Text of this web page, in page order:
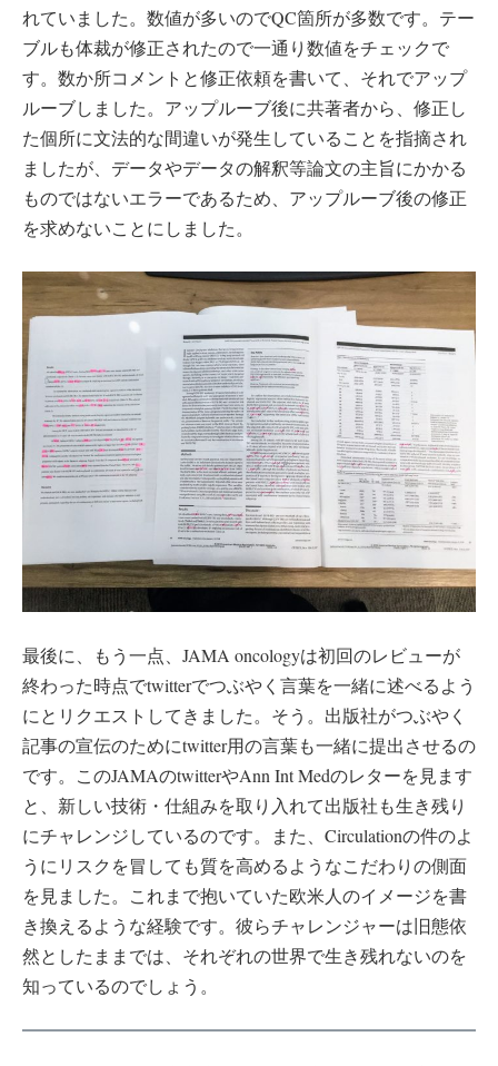
れていました。数値が多いのでQC箇所が多数です。テー
ブルも体裁が修正されたので一通り数値をチェックで
す。数か所コメントと修正依頼を書いて、それでアップ
ルーブしました。アップルーブ後に共著者から、修正し
た個所に文法的な間違いが発生していることを指摘され
ましたが、データやデータの解釈等論文の主旨にかかる
ものではないエラーであるため、アップルーブ後の修正
を求めないことにしました。
最後に、もう一点、JAMA oncologyは初回のレビューが
終わった時点でtwitterでつぶやく言葉を一緒に述べるよう
にとリクエストしてきました。そう。出版社がつぶやく
記事の宣伝のためにtwitter用の言葉も一緒に提出させるの
です。このJAMAのtwitterやAnn Int Medのレターを見ます
と、新しい技術・仕組みを取り入れて出版社も生き残り
にチャレンジしているのです。また、Circulationの件のよ
うにリスクを冒しても質を高めるようなこだわりの側面
を見ました。これまで抱いていた欧米人のイメージを書
き換えるような経験です。彼らチャレンジャーは旧態依
然としたままでは、それぞれの世界で生き残れないのを
知っているのでしょう。